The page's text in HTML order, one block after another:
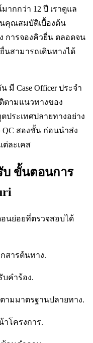
กกว่า 12 ปี เราดูแล
คุณสมบัติเบื้องต้น
การจองคิวยื่น ตลอดจน
นสามารถเดินทางได้
มี Case Officer ประจำ
ตามแนวทางของ
ประเทศปลายทางอย่าง
QC สองชั้น ก่อนนำส่ง
ต่ละเคส
บ ขั้นตอนการ
อนย่อยที่ตรวจสอบได้
สารต้นทาง.
คำร้อง.
ามมาตรฐานปลายทาง.
โครงการ.